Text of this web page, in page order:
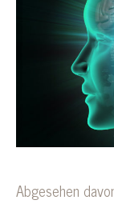
Abgesehen